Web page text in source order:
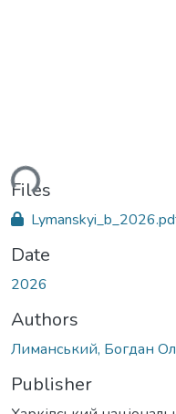
Files
Date
2026
Authors
Лиманський, Богдан
Publisher